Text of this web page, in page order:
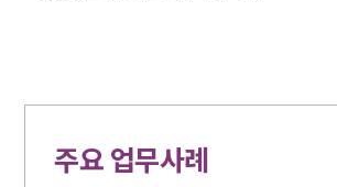
주요 업무사례